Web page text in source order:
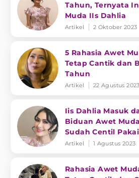
Tahun, Ternyata
Muda IIs Dahlia
Artikel 2 Oktober 2023
5 Rahasia Awet
Tetap Cantik dan
Tahun
Artikel 22 Agustus 2023
Iis Dahlia Masuk
Biduan Awet
Sudah Centil
Artikel 1 Agustus 2023
Rahasia Awet